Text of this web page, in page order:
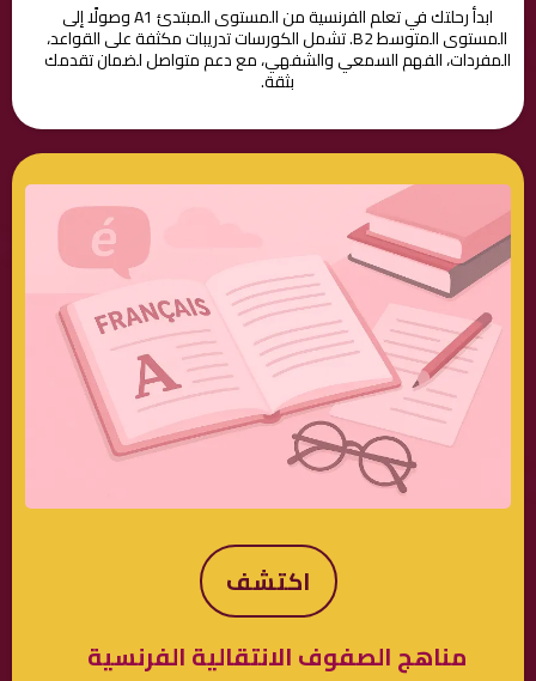
ابدأ رحلتك في تعلم الفرنسية من المستوى المبتدئ A1 وصولًا إلى
المستوى المتوسط B2. تشمل الكورسات تدريبات مكثفة على القواعد،
المفردات، الفهم السمعي والشفهي، مع دعم متواصل لضمان تقدمك
بثقة.
اكتشف
مناهج الصفوف الانتقالية الفرنسية